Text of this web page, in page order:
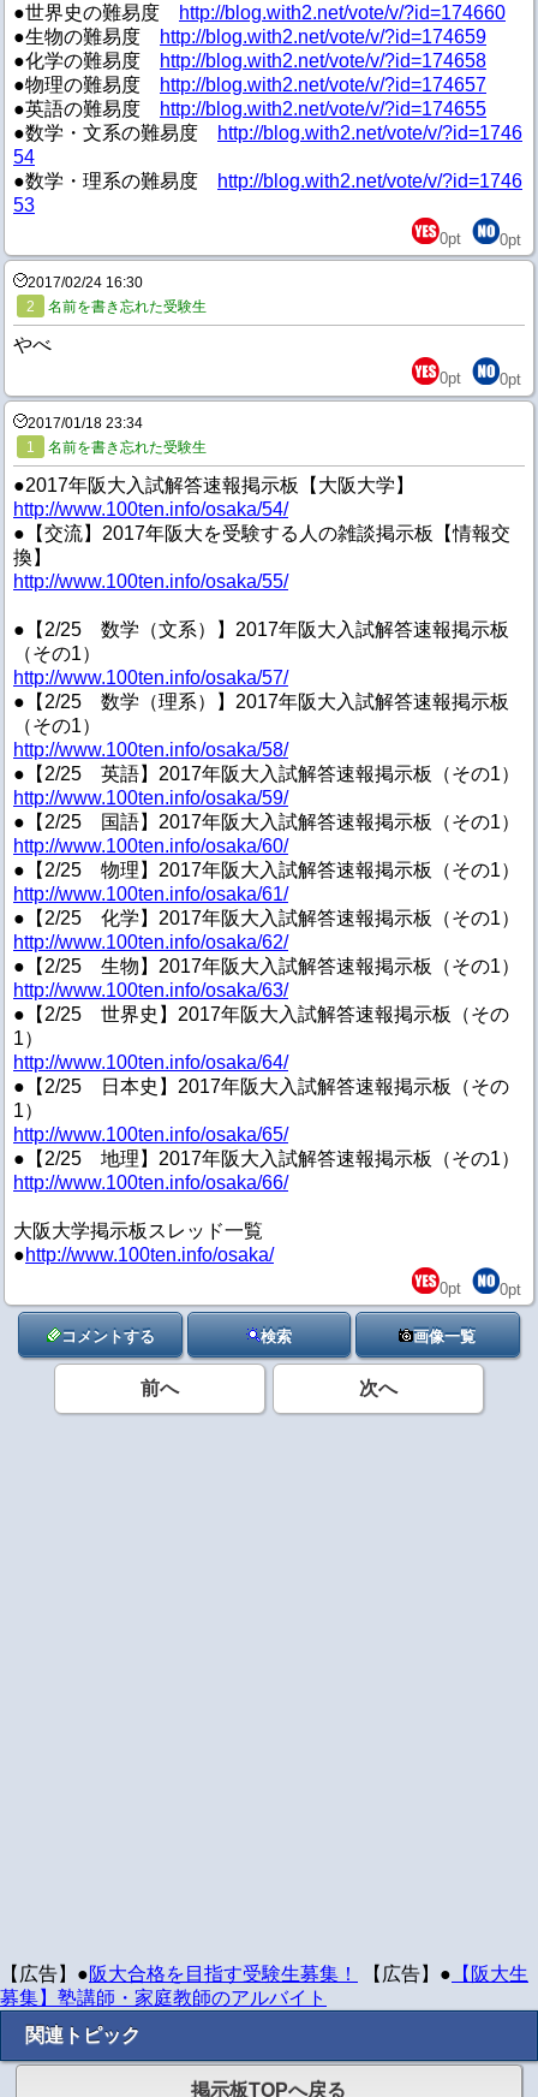
●世界史の難易度
http://blog.with2.net/vote/v/?id=174660
●生物の難易度
http://blog.with2.net/vote/v/?id=174659
●化学の難易度
http://blog.with2.net/vote/v/?id=174658
●物理の難易度
http://blog.with2.net/vote/v/?id=174657
●英語の難易度
http://blog.with2.net/vote/v/?id=174655
●数学・文系の難易度
http://blog.with2.net/vote/v/?id=1746
54
●数学・理系の難易度
http://blog.with2.net/vote/v/?id=1746
53
0pt 0pt
2017/02/24 16:30
2
名前を書き忘れた受験生
やべ
0pt 0pt
2017/01/18 23:34
1
名前を書き忘れた受験生
●2017年阪大入試解答速報掲示板【大阪大学】
http://www.100ten.info/osaka/54/
●【交流】2017年阪大を受験する人の雑談掲示板【情報交
換】
http://www.100ten.info/osaka/55/
●【2/25 数学（文系）】2017年阪大入試解答速報掲示板
（その1）
http://www.100ten.info/osaka/57/
●【2/25 数学（理系）】2017年阪大入試解答速報掲示板
（その1）
http://www.100ten.info/osaka/58/
●【2/25 英語】2017年阪大入試解答速報掲示板（その1）
http://www.100ten.info/osaka/59/
●【2/25 国語】2017年阪大入試解答速報掲示板（その1）
http://www.100ten.info/osaka/60/
●【2/25 物理】2017年阪大入試解答速報掲示板（その1）
http://www.100ten.info/osaka/61/
●【2/25 化学】2017年阪大入試解答速報掲示板（その1）
http://www.100ten.info/osaka/62/
●【2/25 生物】2017年阪大入試解答速報掲示板（その1）
http://www.100ten.info/osaka/63/
●【2/25 世界史】2017年阪大入試解答速報掲示板（その
1）
http://www.100ten.info/osaka/64/
●【2/25 日本史】2017年阪大入試解答速報掲示板（その
1）
http://www.100ten.info/osaka/65/
●【2/25 地理】2017年阪大入試解答速報掲示板（その1）
http://www.100ten.info/osaka/66/
大阪大学掲示板スレッド一覧
●http://www.100ten.info/osaka/
0pt 0pt
コメントする 検索 画像一覧
前へ 次へ
【広告】●阪大合格を目指す受験生募集！ 【広告】● 【阪大生
募集】塾講師・家庭教師のアルバイト
関連トピック
掲示板TOPへ戻る